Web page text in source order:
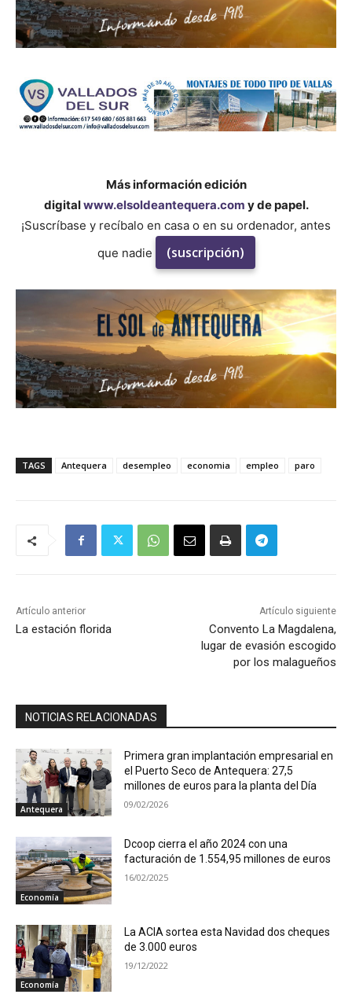
Más información edición
digitalwww.elsoldeantequera.com y de papel.
¡Suscríbase y recíbalo en casa o en su ordenador, antes
que nadie
(suscripción)
TAGS Antequera desempleo economia empleo paro
Artículo anterior
La estación florida
Artículo siguiente
Convento La Magdalena,
lugar de evasión escogido
por los malagueños
NOTICIAS RELACIONADAS
Antequera
Primera gran implantación empresarial en
el Puerto Seco de Antequera: 27,5
millones de euros para la planta del Día
09/02/2026
Economía
Dcoop cierra el año 2024 con una
facturación de 1.554,95 millones de euros
16/02/2025
Economía
La ACIA sortea esta Navidad dos cheques
de 3.000 euros
19/12/2022